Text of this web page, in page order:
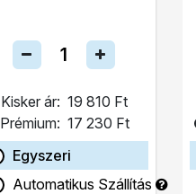
Kisker ár: 19 810 Ft
Prémium: 17 230 Ft
Egyszeri
Automatikus Szállítás